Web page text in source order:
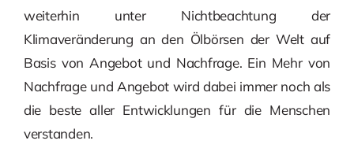
weiterhin unter Nichtbeachtung der
Klimaveränderung an den Ölbörsen der Welt auf
Basis von Angebot und Nachfrage. Ein Mehr von
Nachfrage und Angebot wird dabei immer noch als
die beste aller Entwicklungen für die Menschen
verstanden.